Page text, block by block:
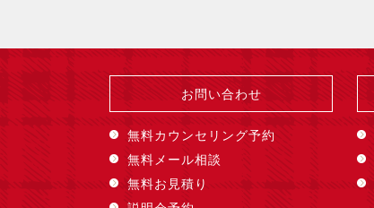
お問い合わせ
無料カウンセリング予約
無料メール相談
無料お見積り